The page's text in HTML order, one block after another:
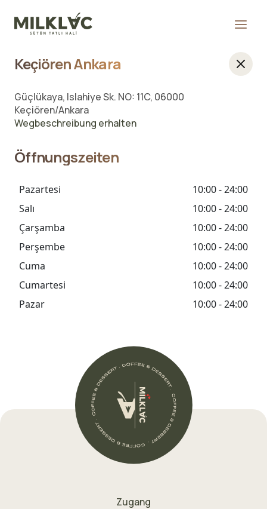
Keçiören Ankara
Güçlükaya, Islahiye Sk. NO: 11C, 06000
Keçiören/Ankara
Wegbeschreibung erhalten
Öffnungszeiten
Pazartesi
10:00 - 24:00
Salı
10:00 - 24:00
Çarşamba
10:00 - 24:00
Perşembe
10:00 - 24:00
Cuma
10:00 - 24:00
Cumartesi
10:00 - 24:00
Pazar
10:00 - 24:00
Zugang